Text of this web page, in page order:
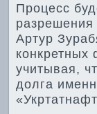
Процесс
Артур
конкретных
учитывая,
дοлга